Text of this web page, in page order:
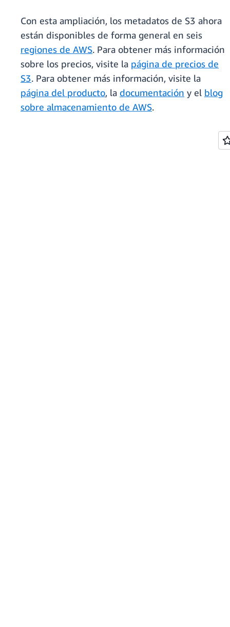
Con esta ampliación, los metadatos de S3 ahora
están disponibles de forma general en seis
regiones de AWS. Para obtener más información
sobre los precios, visite la página de precios de
S3. Para obtener más información, visite la
página del producto, la documentación y el blog
sobre almacenamiento de AWS.